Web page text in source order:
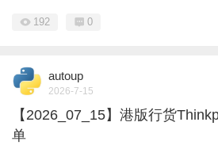
192 0
autoup
2026-7-15
【2026_07_15】港版行货
单